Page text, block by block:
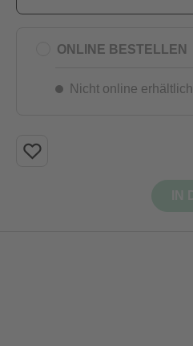
ONLINE BESTELLEN
Nicht online erhältlich